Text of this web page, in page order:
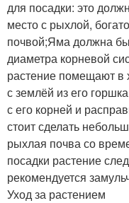
для посадки: это
место с рыхлой,
почвой;Яма должна
диаметра корневой
растение помещают в
с землёй из его
с его корней и
стоит сделать
рыхлая почва со
посадки растение
рекомендуется
Уход за растением